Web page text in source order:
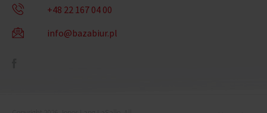
+48 22 167 04 00
info@bazabiur.pl